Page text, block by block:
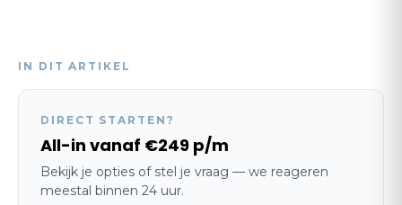
IN DIT ARTIKEL
DIRECT STARTEN?
All-in vanaf €249 p/m
Bekijk je opties of stel je vraag — we reageren
meestal binnen 24 uur.